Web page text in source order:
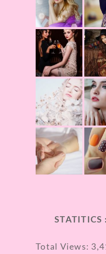
STATITICS
Total Views: